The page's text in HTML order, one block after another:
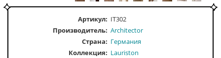
Артикул: IT302
Производитель: Architector
Страна: Германия
Коллекция: Lauriston